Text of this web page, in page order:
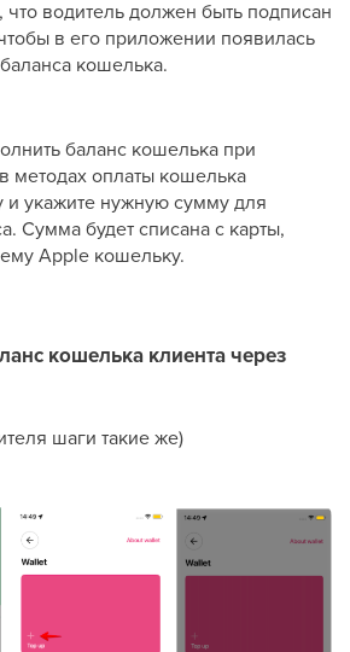
что водитель должен быть подписан
в его приложении появилась
кошелька.
баланс кошелька при
методах оплаты кошелька
и укажите нужную сумму для
Сумма будет списана с карты,
Apple кошельку.
кошелька клиента через
шаги такие же)